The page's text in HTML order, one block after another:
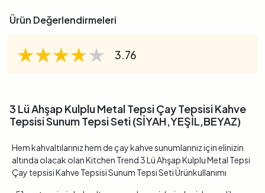
Ürün Değerlendirmeleri
★★★★★
★★★★★
★★★★★ 3.76
3 Lü Ahşap Kulplu Metal Tepsi Çay Tepsisi Kahve
Tepsisi Sunum Tepsi Seti (SİYAH,YEŞİL,BEYAZ)
Hem kahvaltılarınız hem de çay kahve sunumlarınız için elinizin
altında olacak olan Kitchen Trend 3 Lü Ahşap Kulplu Metal Tepsi
Çay tepsisi Kahve Tepsisi Sunum Tepsi Seti Ürünkullanımı